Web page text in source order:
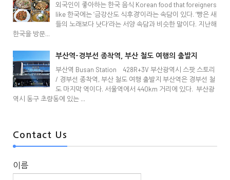
외국인이 좋아하는 한국 음식 Korean food that foreigners
like 한국에는 ‘금강산도 식후경’이라는 속담이 있다. ‘빵은 새
들의 노래보다 낫다’라는 서양 속담과 비슷한 말이다. 지난해
한국을 방문...
부산역-경부선 종착역, 부산 철도 여행의 출발지
부산역 Busan Station 428R+3V 부산광역시 스팟 스토리
/ 경부선 종착역, 부산 철도 여행 출발지 부산역은 경부선 철
도 마지막 역이다. 서울역에서 440km 거리에 있다. 부산광
역시 동구 초량동에 있는 ...
Contact Us
이름